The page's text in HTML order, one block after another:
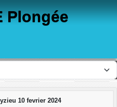
Plongée
10 fevrier 2024